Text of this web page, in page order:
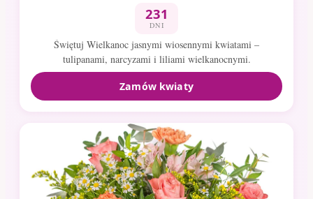
231
DNI
Świętuj Wielkanoc jasnymi wiosennymi kwiatami –
tulipanami, narcyzami i liliami wielkanocnymi.
Zamów kwiaty